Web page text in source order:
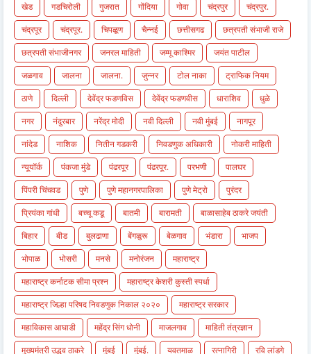
खेड
गडचिरोली गुजरात गोंदिया गोवा चंद्रपुर
चंद्रपुर.
चंद्रपूर
चंद्रपूर. चिपळूण चैन्नई छत्तीसगढ
छत्रपती संभाजी राजे
छत्रपती संभाजीनगर
जनरल माहिती जम्मू काश्मिर
जयंत पाटील
जळगाव
जालना जालना. जुन्नर टोल नाका
ट्राफिक नियम
ठाणे
दिल्ली देवेंद्र फडणविस देवेंद्र फडणवीस धाराशिव
धुळे
नगर
नंदुरबार नरेंद्र मोदी नवी दिल्ली नवी मुंबई
नागपूर
नांदेड
नाशिक नितीन गडकरी निवडणुक अधिकारी
नोकरी माहिती
न्यूयॉर्क
पंकजा मुंडे पंढरपूर पंढरपूर. परभणी
पालघर
पिंपरी चिंचवड
पुणे पुणे महानगरपालिका पुणे मेट्रो
पुरंदर
प्रियंका गांधी
बच्चू कडू बातमी बारामती
बाळासाहेब ठाकरे जयंती
बिहार
बीड बुलढाणा बेंगळुरू बेळगाव भंडारा
भाजप
भोपाळ
भोसरी मनसे मनोरंजन
महाराष्ट्र
महाराष्ट्र कर्नाटक सीमा प्रश्न
महाराष्ट्र केशरी कुस्ती स्पर्धा
महाराष्ट्र जिल्हा परिषद निवडणुक निकाल २०२०
महाराष्ट्र सरकार
महाविकास आघाडी
महेंद्र सिंग धोनी माजलगाव
माहिती तंत्रज्ञान
मुख्यमंत्री उद्धव ठाकरे
मुंबई मुंबई. यवतमाळ रत्नागिरी रवि लांडगे